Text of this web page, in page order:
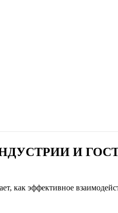
И
как эффективное